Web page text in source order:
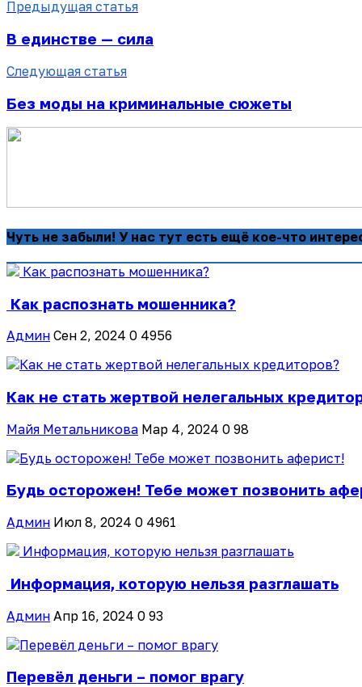
Предыдущая статья
В единстве — сила
Следующая статья
Без моды на криминальные сюжеты
Чуть не забыли! У нас тут есть ещё кое-что
Как распознать мошенника?
Админ Сен 2, 2024 0 4956
Как не стать жертвой нелегальных
Майя Метальникова Мар 4, 2024 0 98
Будь осторожен! Тебе может позвонить
Админ Июл 8, 2024 0 4961
Информация, которую нельзя разглашать
Админ Апр 16, 2024 0 93
Перевёл деньги – помог врагу